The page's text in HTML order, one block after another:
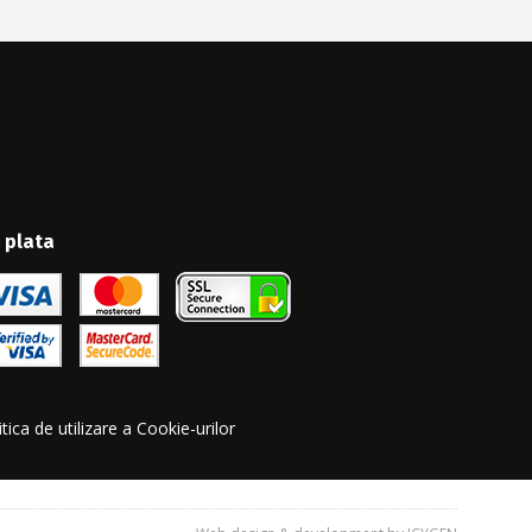
plata
de utilizare a Cookie-urilor